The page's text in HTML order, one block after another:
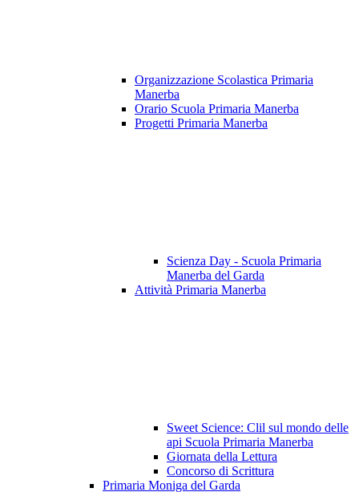
Organizzazione Scolastica Primaria
Manerba
Orario Scuola Primaria Manerba
Progetti Primaria Manerba
Scienza Day - Scuola Primaria
Manerba del Garda
Attività Primaria Manerba
Sweet Science: Clil sul mondo delle
api Scuola Primaria Manerba
Giornata della Lettura
Concorso di Scrittura
Primaria Moniga del Garda